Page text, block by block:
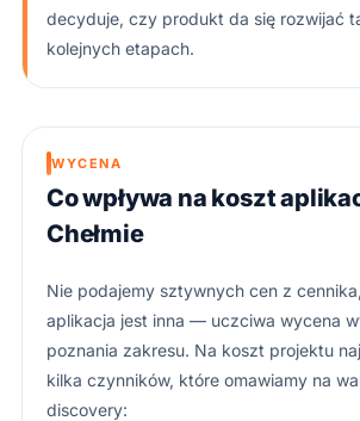
decyduje, czy produkt da się rozwijać
kolejnych etapach.
WYCENA
Co wpływa na koszt
Chełmie
Nie podajemy sztywnych cen z
aplikacja jest inna — uczciwa wycena
poznania zakresu. Na koszt projektu
kilka czynników, które omawiamy na
discovery: